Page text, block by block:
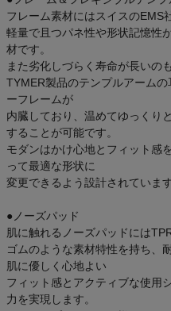
フレーム素材にはスイスのEMS
軽量で且つパネ性や形状記憶性
材です。
また劣化しづらく寿命が長いの
TYMER製品のテンプルアーム
ーフレームが
内臓しており、温めてゆっくり
することが可能です。
モダンはかけ心地とフィット感
って最適な形状に
変更できるよう設計されています
●ノーズパッド
肌に触れるノーズパッドには
ゴムのような素材特性を持ち、
肌に優しく心地よい
フィット感とアクティブな使用
力を実現します。